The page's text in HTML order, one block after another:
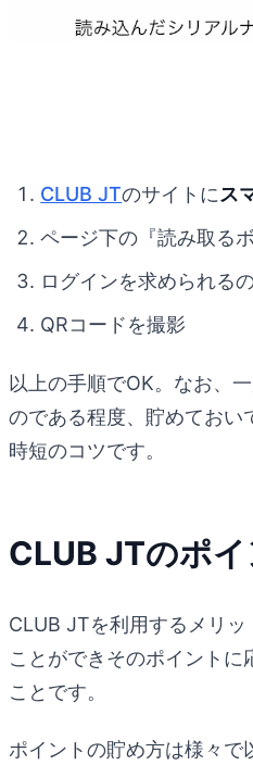
CLUB JTのサイトにス
ページ下の『読み取る
ログインを求められる
QRコードを撮影
以上の手順でOK。なお、
のである程度、貯めておい
時短のコツです。
CLUB JTのポ
CLUB JTを利用するメリ
ことができそのポイントに
ことです。
ポイントの貯め方は様々で